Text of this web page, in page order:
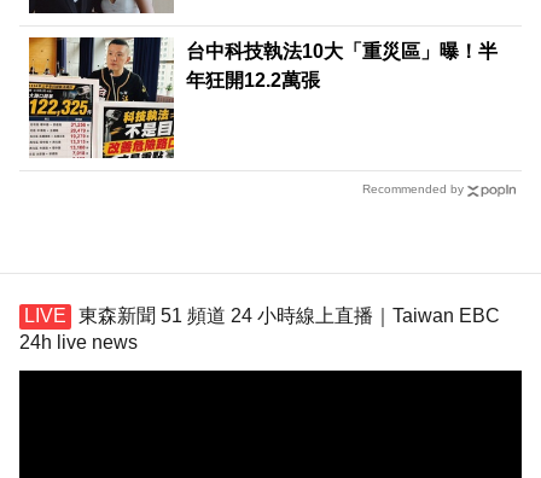
台中科技執法10大「重災區」曝！半
年狂開12.2萬張
Recommended by
東森新聞 51 頻道 24 小時線上直播｜Taiwan EBC
24h live news